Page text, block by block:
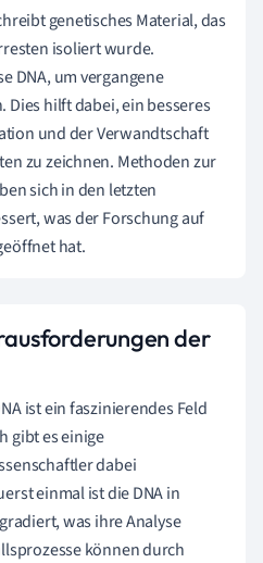
genetisches Material, das
isoliert wurde.
DNA, um vergangene
hilft dabei, ein besseres
und der Verwandtschaft
zu zeichnen. Methoden zur
sich in den letzten
was der Forschung auf
hat.
der
ist ein faszinierendes Feld
gibt es einige
dabei
einmal ist die DNA in
was ihre Analyse
können durch